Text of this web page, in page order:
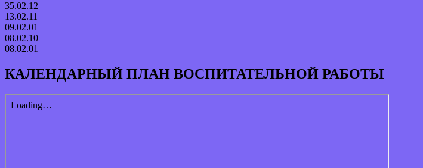
35.02.12
13.02.11
09.02.01
08.02.10
08.02.01
КАЛЕНДАРНЫЙ ПЛАН ВОСПИТАТЕЛЬНОЙ РАБОТЫ